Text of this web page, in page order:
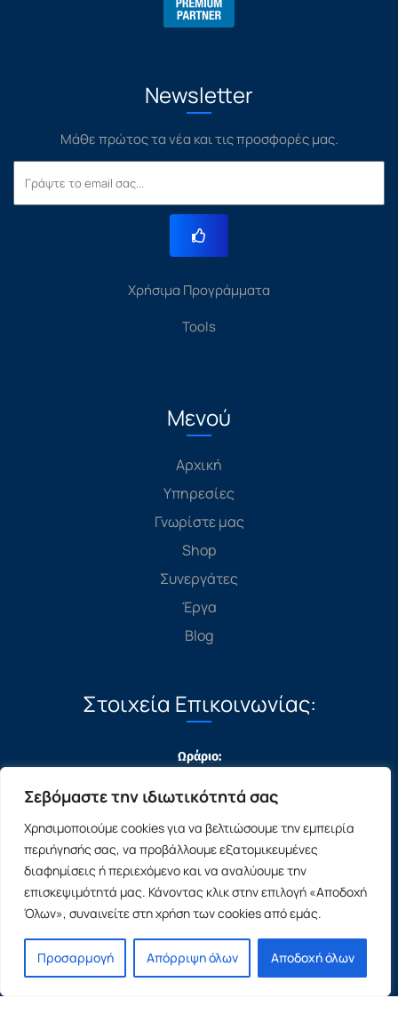
Σεβόμαστε την ιδιωτικότητά σας
Χρησιμοποιούμε cookies για να βελτιώσουμε την εμπειρία
περιήγησής σας, να προβάλλουμε εξατομικευμένες
διαφημίσεις ή περιεχόμενο και να αναλύουμε την
επισκεψιμότητά μας. Κάνοντας κλικ στην επιλογή «Αποδοχή
Όλων», συναινείτε στη χρήση των cookies από εμάς.
Προσαρμογή Απόρριψη όλων Αποδοχή όλων
Newsletter
Μάθε πρώτος τα νέα και τις προσφορές μας.
Χρήσιμα Προγράμματα
Tools
Μενού
Αρχική
Υπηρεσίες
Γνωρίστε μας
Shop
Συνεργάτες
Έργα
Blog
Στοιχεία Επικοινωνίας:
Ωράριο:
22410 28075
Δευτέρα – Παρασκευή : 09:00 – 17:00
Σάββατο : 9:00 – 14:00
Κυριακή : Κλειστά
© 2024-2026 copyexperts.gr All rights reserved.